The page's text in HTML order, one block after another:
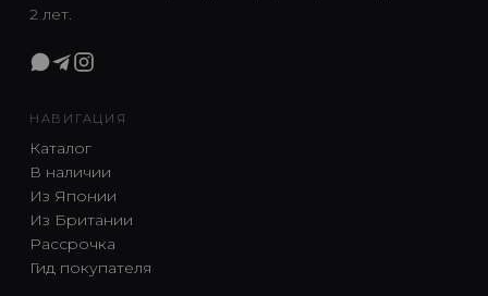
2 лет.
НАВИГАЦИЯ
Каталог
В наличии
Из Японии
Из Британии
Рассрочка
Гид покупателя